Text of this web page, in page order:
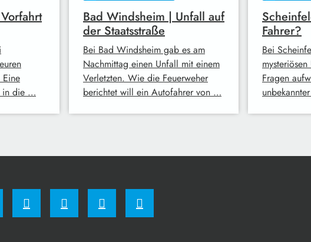
in die …
Bad Windsheim | Unfall auf
der Staatsstraße
Bei Bad Windsheim gab es am
Nachmittag einen Unfall mit einem
Verletzten. Wie die Feuerweher
berichtet will ein Autofahrer von …
Fahrer?
Bei
Fragen